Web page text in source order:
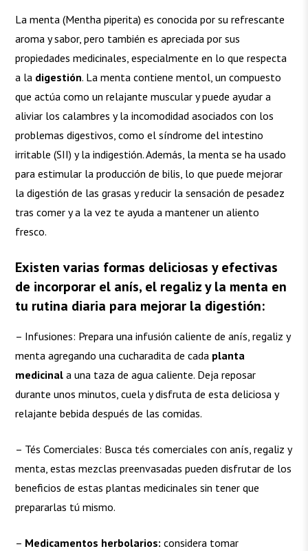
La menta (Mentha piperita) es conocida por su refrescante
aroma y sabor, pero también es apreciada por sus
propiedades medicinales, especialmente en lo que respecta
a la digestión. La menta contiene mentol, un compuesto
que actúa como un relajante muscular y puede ayudar a
aliviar los calambres y la incomodidad asociados con los
problemas digestivos, como el síndrome del intestino
irritable (SII) y la indigestión. Además, la menta se ha usado
para estimular la producción de bilis, lo que puede mejorar
la digestión de las grasas y reducir la sensación de pesadez
tras comer y a la vez te ayuda a mantener un aliento
fresco.
Existen varias formas deliciosas y efectivas
de incorporar el anís, el regaliz y la menta en
tu rutina diaria para mejorar la digestión:
– Infusiones: Prepara una infusión caliente de anís, regaliz y
menta agregando una cucharadita de cada planta
medicinal a una taza de agua caliente. Deja reposar
durante unos minutos, cuela y disfruta de esta deliciosa y
relajante bebida después de las comidas.
– Tés Comerciales: Busca tés comerciales con anís, regaliz y
menta, estas mezclas preenvasadas pueden disfrutar de los
beneficios de estas plantas medicinales sin tener que
prepararlas tú mismo.
– Medicamentos herbolarios:considera tomar